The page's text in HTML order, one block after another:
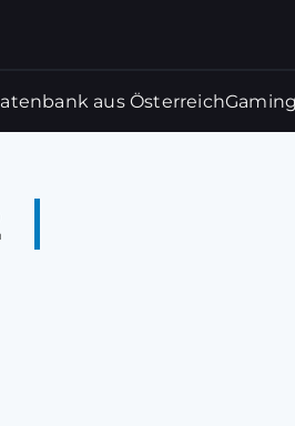
aus Österreich